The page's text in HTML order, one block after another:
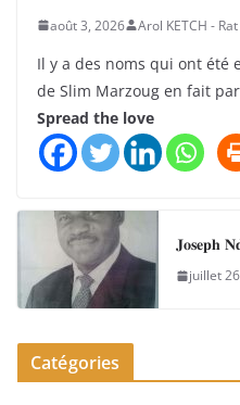
août 3, 2026 Arol KETCH -
Il y a des noms qui ont été
de Slim Marzoug en fait
Spread the love
𝐉𝐨𝐬𝐞𝐩𝐡
juillet
Catégories